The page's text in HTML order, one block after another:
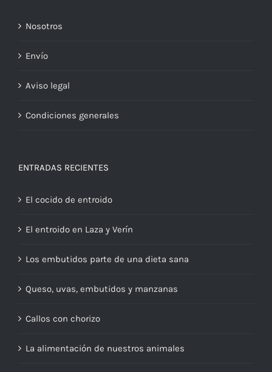
Nosotros
Envío
Aviso legal
Condiciones generales
ENTRADAS RECIENTES
El cocido de entroido
El entroido en Laza y Verín
Los embutidos parte de una dieta sana
Queso, uvas, embutidos y manzanas
Callos con chorizo
La alimentación de nuestros animales